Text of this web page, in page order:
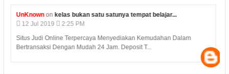
UnKnownon kelas bukan satu satunya tempat belajar...
12 Jul 2019
2:25 PM
Situs Judi Online Terpercaya Menyediakan Kemudahan Dalam
Bertransaksi Dengan Mudah 24 Jam. Deposit T...